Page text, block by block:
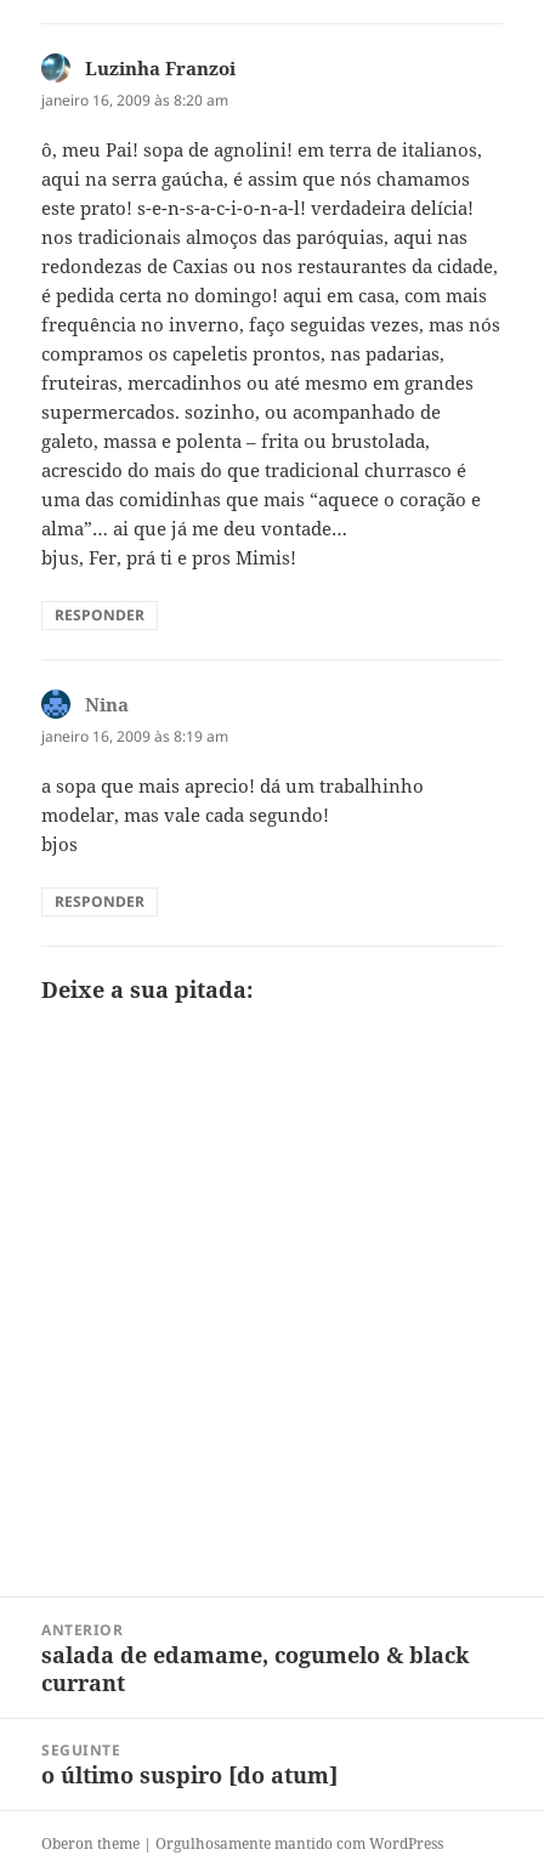
Luzinha Franzoi
janeiro 16, 2009 às 8:20 am
ô, meu Pai! sopa de agnolini! em terra de italianos,
aqui na serra gaúcha, é assim que nós chamamos
este prato! s-e-n-s-a-c-i-o-n-a-l! verdadeira delícia!
nos tradicionais almoços das paróquias, aqui nas
redondezas de Caxias ou nos restaurantes da cidade,
é pedida certa no domingo! aqui em casa, com mais
frequência no inverno, faço seguidas vezes, mas nós
compramos os capeletis prontos, nas padarias,
fruteiras, mercadinhos ou até mesmo em grandes
supermercados. sozinho, ou acompanhado de
galeto, massa e polenta – frita ou brustolada,
acrescido do mais do que tradicional churrasco é
uma das comidinhas que mais “aquece o coração e
alma”… ai que já me deu vontade…
bjus, Fer, prá ti e pros Mimis!
RESPONDER
Nina
janeiro 16, 2009 às 8:19 am
a sopa que mais aprecio! dá um trabalhinho
modelar, mas vale cada segundo!
bjos
RESPONDER
Deixe a sua pitada:
ANTERIOR
Post
anterior:
salada de edamame, cogumelo & black
currant
SEGUINTE
Próximo
o último suspiro [do atum]
Oberon theme |Orgulhosamente mantido com WordPress